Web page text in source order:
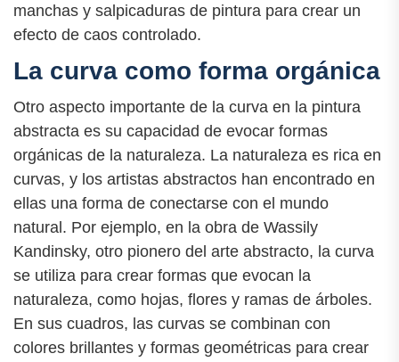
manchas y salpicaduras de pintura para crear un
efecto de caos controlado.
La curva como forma orgánica
Otro aspecto importante de la curva en la pintura
abstracta es su capacidad de evocar formas
orgánicas de la naturaleza. La naturaleza es rica en
curvas, y los artistas abstractos han encontrado en
ellas una forma de conectarse con el mundo
natural. Por ejemplo, en la obra de Wassily
Kandinsky, otro pionero del arte abstracto, la curva
se utiliza para crear formas que evocan la
naturaleza, como hojas, flores y ramas de árboles.
En sus cuadros, las curvas se combinan con
colores brillantes y formas geométricas para crear